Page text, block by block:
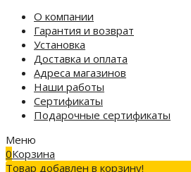
О компании
Гарантия и возврат
Установка
Доставка и оплата
Адреса магазинов
Наши работы
Сертификаты
Подарочные сертификаты
Меню
0Корзина
Товар добавлен в корзину!